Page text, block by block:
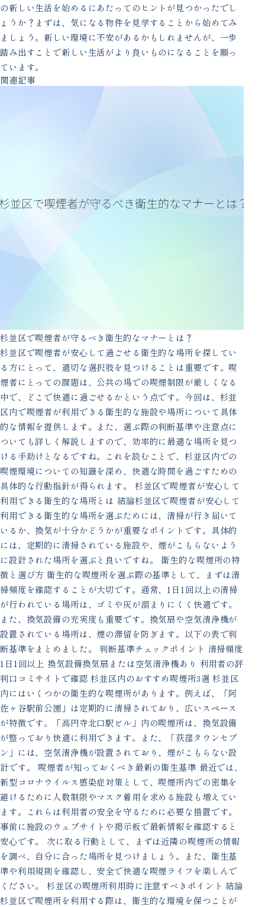
の新しい生活を始めるにあたってのヒントが見つかったでし
ょうか？まずは、気になる物件を見学することから始めてみ
ましょう。新しい環境に不安があるかもしれませんが、一歩
踏み出すことで新しい生活がより良いものになることを願っ
ています。
関連記事
杉並区で喫煙者が守るべき衛生的なマナーとは？
杉並区で喫煙者が安心して過ごせる衛生的な場所を探してい
る方にとって、適切な選択肢を見つけることは重要です。喫
煙者にとっての課題は、公共の場での喫煙制限が厳しくなる
中で、どこで快適に過ごせるかという点です。今回は、杉並
区内で喫煙者が利用できる衛生的な施設や場所について具体
的な情報を提供します。また、選ぶ際の判断基準や注意点に
ついても詳しく解説しますので、効率的に最適な場所を見つ
ける手助けとなるですね。これを読むことで、杉並区内での
喫煙環境についての知識を深め、快適な時間を過ごすための
具体的な行動指針が得られます。 杉並区で喫煙者が安心して
利用できる衛生的な場所とは 結論杉並区で喫煙者が安心して
利用できる衛生的な場所を選ぶためには、清掃が行き届いて
いるか、換気が十分かどうかが重要なポイントです。具体的
には、定期的に清掃されている施設や、煙がこもらないよう
に設計された場所を選ぶと良いですね。 衛生的な喫煙所の特
徴と選び方 衛生的な喫煙所を選ぶ際の基準として、まずは清
掃頻度を確認することが大切です。通常、1日1回以上の清掃
が行われている場所は、ゴミや灰が溜まりにくく快適です。
また、換気設備の充実度も重要です。換気扇や空気清浄機が
設置されている場所は、煙の滞留を防ぎます。以下の表で判
断基準をまとめました。 判断基準チェックポイント 清掃頻度
1日1回以上 換気設備換気扇または空気清浄機あり 利用者の評
判口コミサイトで確認 杉並区内のおすすめ喫煙所3選 杉並区
内にはいくつかの衛生的な喫煙所があります。例えば、「阿
佐ヶ谷駅前公園」は定期的に清掃されており、広いスペース
が特徴です。「高円寺北口駅ビル」内の喫煙所は、換気設備
が整っており快適に利用できます。また、「荻窪タウンセブ
ン」には、空気清浄機が設置されており、煙がこもらない設
計です。 喫煙者が知っておくべき最新の衛生基準 最近では、
新型コロナウイルス感染症対策として、喫煙所内での密集を
避けるために人数制限やマスク着用を求める施設も増えてい
ます。これらは利用者の安全を守るために必要な措置です。
事前に施設のウェブサイトや掲示板で最新情報を確認すると
安心です。 次に取る行動として、まずは近隣の喫煙所の情報
を調べ、自分に合った場所を見つけましょう。また、衛生基
準や利用規則を確認し、安全で快適な喫煙ライフを楽しんで
ください。 杉並区の喫煙所利用時に注意すべきポイント 結論
杉並区で喫煙所を利用する際は、衛生的な環境を保つことが